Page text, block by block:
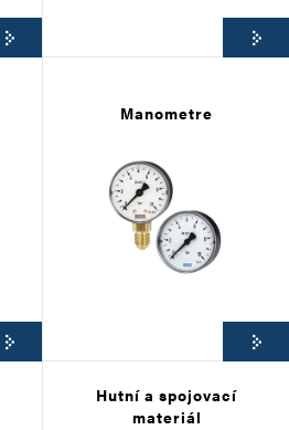
Manometre
Hutní a spojovací
materiál